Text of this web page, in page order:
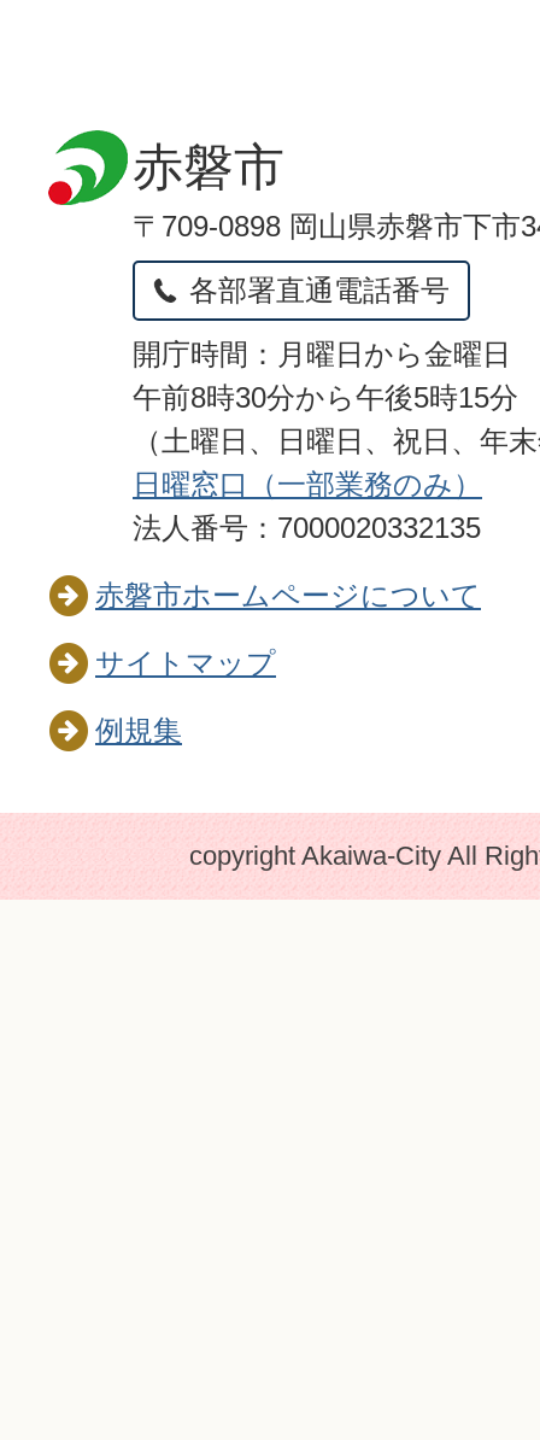
赤磐市
〒709-0898 岡山県赤磐市下市
各部署直通電話番号
開庁時間：月曜日から金曜日
午前8時30分から午後5時15分
（土曜日、日曜日、祝日、年
日曜窓口（一部業務のみ）
法人番号：7000020332135
赤磐市ホームページについて
サイトマップ
例規集
copyright Akaiwa-City All